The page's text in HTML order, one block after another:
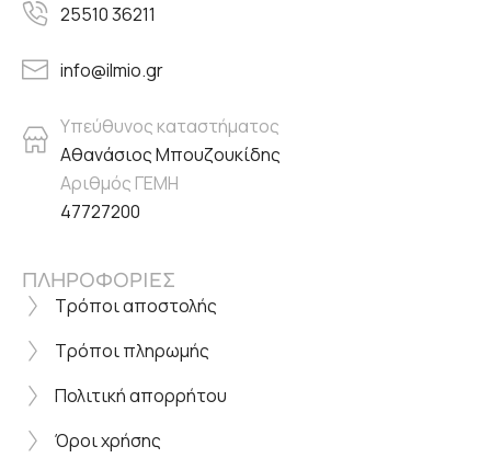
25510 36211
info@ilmio.gr
Υπεύθυνος καταστήματος
Αθανάσιος Μπουζουκίδης
Αριθμός ΓΕΜΗ
47727200
ΠΛΗΡΟΦΟΡΙΕΣ
Τρόποι αποστολής
Τρόποι πληρωμής
Πολιτική απορρήτου
Όροι χρήσης